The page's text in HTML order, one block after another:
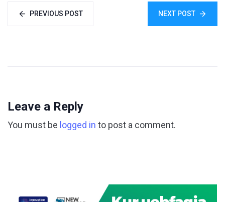
PREVIOUS POST NEXT POST
Leave a Reply
You must be logged in to post a comment.